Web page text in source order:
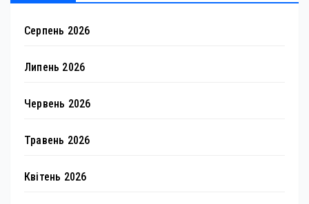
Серпень 2026
Липень 2026
Червень 2026
Травень 2026
Квітень 2026